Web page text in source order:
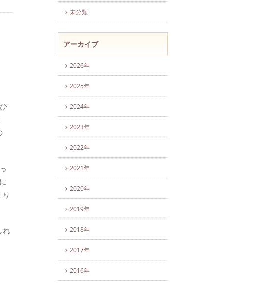
れ
未分類
アーカイブ
2026年
2025年
2024年
2023年
2022年
2021年
2020年
2019年
2018年
2017年
2016年